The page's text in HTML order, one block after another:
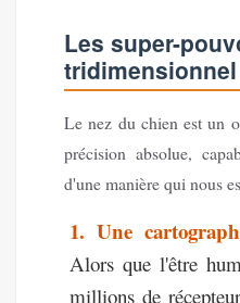
Les super-
tridimensionnel
Le nez du chien est un
précision absolue,
d'une manière qui nous
1. Une
Alors que l'être
millions de